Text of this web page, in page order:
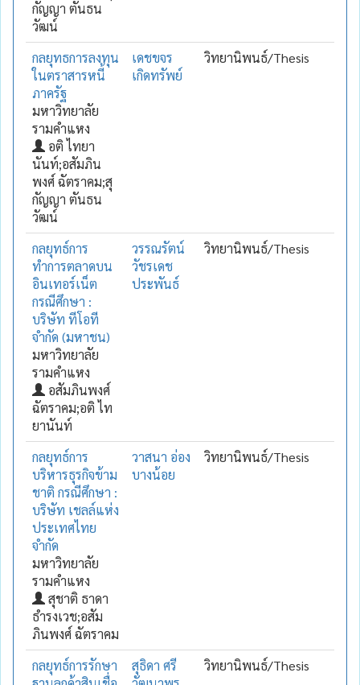
กัญญา ตันธน
วัฒน์
กลยุทธการลงทุน
ในตราสารหนี้
ภาครัฐ
มหาวิทยาลัย
รามคำแหง
อติ ไทยา
นันท์;อสัมภิน
พงศ์ ฉัตราคม;สุ
กัญญา ตันธน
วัฒน์
เดชขจร
เกิดทรัพย์
วิทยานิพนธ์/Thesis
กลยุทธ์การ
ทำการตลาดบน
อินเทอร์เน็ต
กรณีศึกษา :
บริษัท ทีโอที
จำกัด (มหาชน)
มหาวิทยาลัย
รามคำแหง
อสัมภินพงศ์
ฉัตราคม;อติ ไท
ยานันท์
วรรณรัตน์
วัชรเดช
ประพันธ์
วิทยานิพนธ์/Thesis
กลยุทธ์การ
บริหารธุรกิจข้าม
ชาติ กรณีศึกษา :
บริษัท เชลล์แห่ง
ประเทศไทย
จำกัด
มหาวิทยาลัย
รามคำแหง
สุชาติ ธาดา
ธำรงเวช;อสัม
ภินพงศ์ ฉัตราคม
วาสนา อ่อง
บางน้อย
วิทยานิพนธ์/Thesis
กลยุทธ์การรักษา
สุธิดา ศรี
วิทยานิพนธ์/Thesis